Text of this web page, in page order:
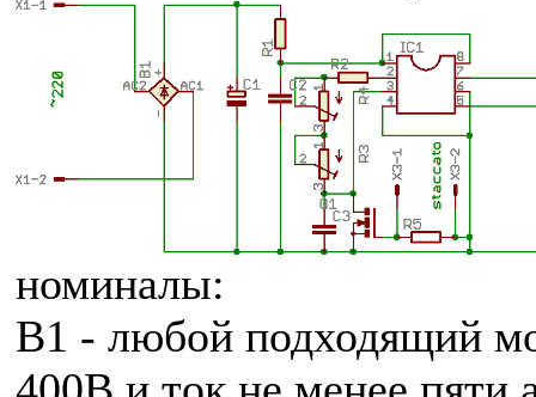
номиналы:
B1 - любой подходящий